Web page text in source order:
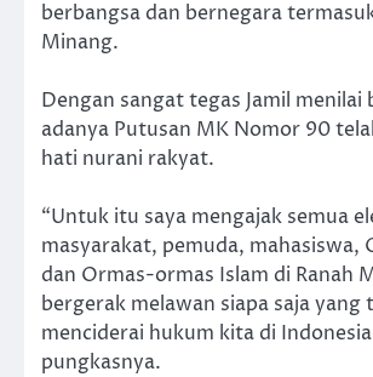
berbangsa dan bernegara
Minang.
Dengan sangat tegas Jamil menilai
adanya Putusan MK Nomor 90
hati nurani rakyat.
“Untuk itu saya mengajak semua
masyarakat, pemuda, mahasiswa,
dan Ormas-ormas Islam di Ranah
bergerak melawan siapa saja yang
menciderai hukum kita di
pungkasnya.